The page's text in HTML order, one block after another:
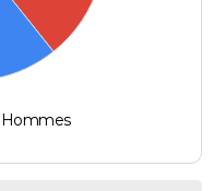
Hommes